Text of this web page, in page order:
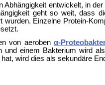
Abhängigkeit entwickelt, in
geht so weit, dass
Einzelne Protein-
von aeroben α-
einem Bakterium wird
wird dies als sekundäre